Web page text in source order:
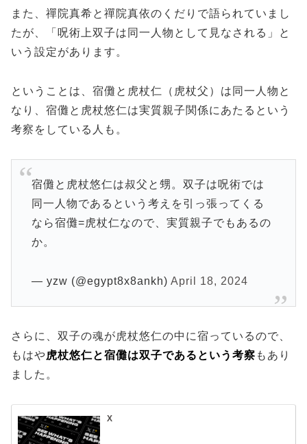
また、禪院真希と禪院真依のくだりで語られていまし
たが、「呪術上双子は同一人物として見なされる」と
いう設定があります。
ということは、宿儺と虎杖仁（虎杖父）は同一人物と
なり、宿儺と虎杖悠仁は実質親子関係にあたるという
考察をしている人も。
宿儺と虎杖悠仁は叔父と甥。双子は呪術では
同一人物であるという考えを引っ張ってくる
なら宿儺=虎杖仁なので、実質親子でもあるの
か。
— yzw (@egypt8x8ankh) April 18, 2024
さらに、双子の魂が虎杖悠仁の中に宿っているので、
もはや虎杖悠仁と宿儺は双子であるという考察 もあり
ました。
X